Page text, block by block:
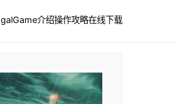
galGame介绍操作攻略在线下载